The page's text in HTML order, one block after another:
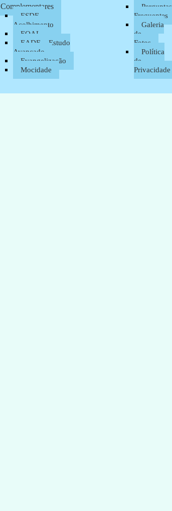
Complementares
ESDE –
Acolhimento
EOAL
EADE – Estudo
Avançado
Evangelização
Mocidade
Perguntas
Frequentes
Galeria
de
Fotos
Política
de
Privacidade